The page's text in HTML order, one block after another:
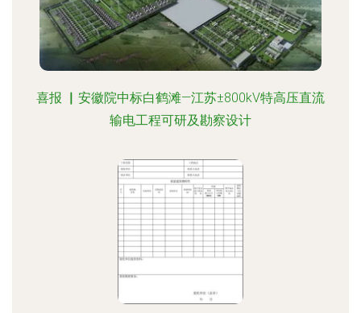
喜报 ▏安徽院中标白鹤滩—江苏±800kV特高压直流
输电工程可研及勘察设计